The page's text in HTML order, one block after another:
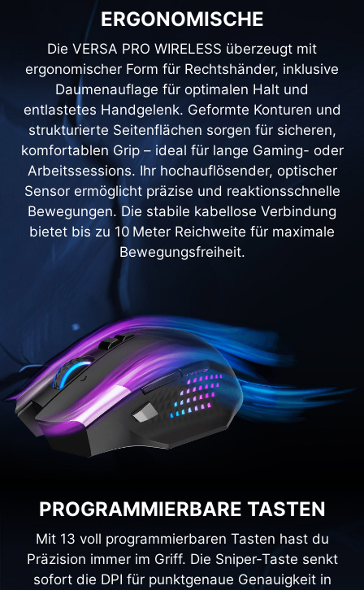
ERGONOMISCHE
Die VERSA PRO WIRELESS überzeugt mit
ergonomischer Form für Rechtshänder, inklusive
Daumenauflage für optimalen Halt und
entlastetes Handgelenk. Geformte Konturen und
strukturierte Seitenflächen sorgen für sicheren,
komfortablen Grip – ideal für lange Gaming- oder
Arbeitssessions. Ihr hochauflösender, optischer
Sensor ermöglicht präzise und reaktionsschnelle
Bewegungen. Die stabile kabellose Verbindung
bietet bis zu 10 Meter Reichweite für maximale
Bewegungsfreiheit.
PROGRAMMIERBARE TASTEN
Mit 13 voll programmierbaren Tasten hast du
Präzision immer im Griff. Die Sniper-Taste senkt
sofort die DPI für punktgenaue Genauigkeit in